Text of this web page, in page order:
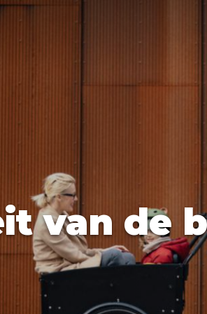
Amsterdam Barcelona Dubai Milaan
Hong Kong München Wenen
van de